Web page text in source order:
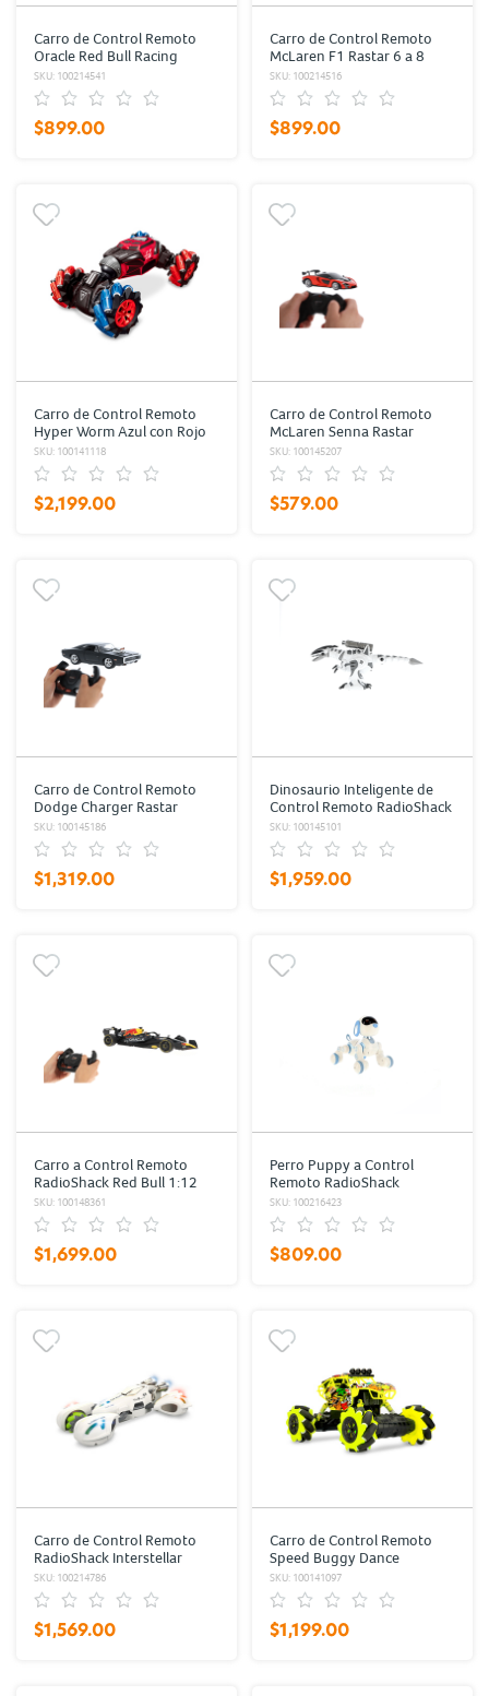
Carro de Control Remoto
Oracle Red Bull Racing
Rastar 6 a 8 km/hr 15 m
Azul
SKU: 100214541
$899.00
Carro de Control Remoto
McLaren F1 Rastar 6 a 8
km/hr 15 m Naranja
SKU: 100214516
$899.00
Carro de Control Remoto
Hyper Worm Azul con Rojo
SKU: 100141118
$2,199.00
Carro de Control Remoto
McLaren Senna Rastar
RadioShack
SKU: 100145207
$579.00
Carro de Control Remoto
Dodge Charger Rastar
RadioShack
SKU: 100145186
$1,319.00
Dinosaurio Inteligente de
Control Remoto RadioShack
SKU: 100145101
$1,959.00
Carro a Control Remoto
RadioShack Red Bull 1:12
SKU: 100148361
$1,699.00
Perro Puppy a Control
Remoto RadioShack
Blanco/Azul
SKU: 100216423
$809.00
Carro de Control Remoto
RadioShack Interstellar
Blanco
SKU: 100214786
$1,569.00
Carro de Control Remoto
Speed Buggy Dance
RadioShack Amarillo
SKU: 100141097
$1,199.00